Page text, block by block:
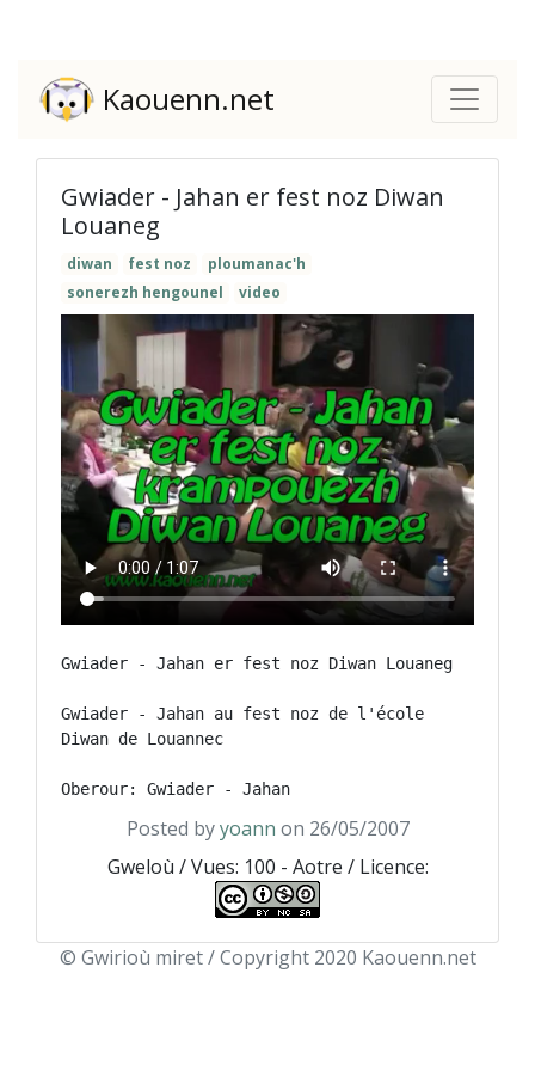
Kaouenn.net
Gwiader - Jahan er fest noz Diwan
Louaneg
diwan fest noz
ploumanac'h
sonerezh hengounel
video
Gwiader - Jahan er fest noz Diwan Louaneg
Gwiader - Jahan au fest noz de l'école
Diwan de Louannec
Oberour: Gwiader - Jahan
Posted byyoann on 26/05/2007
Gweloù / Vues: 100 - Aotre / Licence:
© Gwirioù miret / Copyright 2020 Kaouenn.net